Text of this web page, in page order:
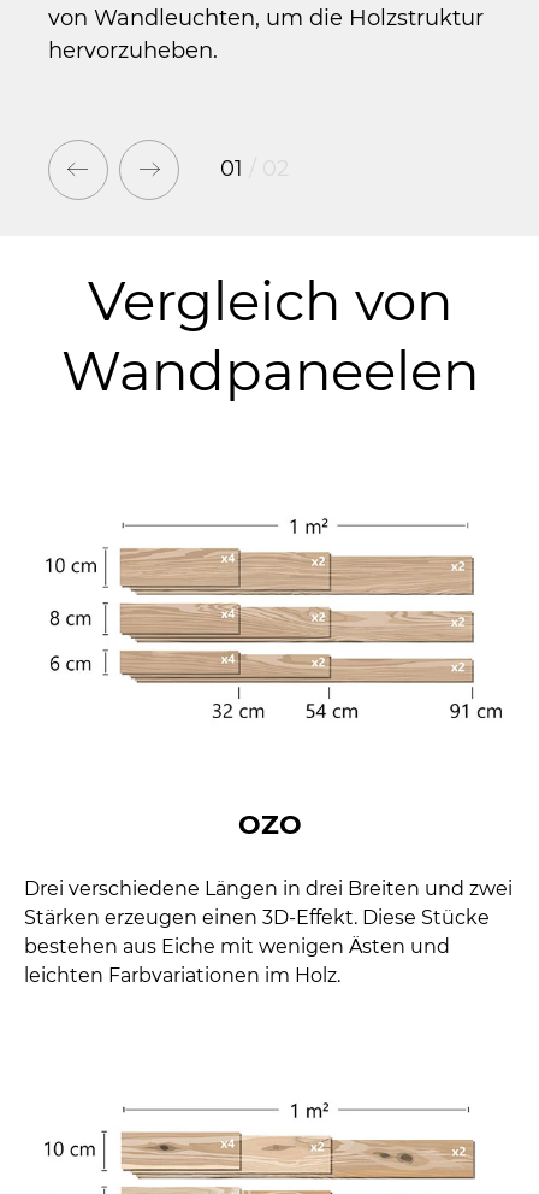
von Wandleuchten, um die Holzstruktur
hervorzuheben.
01
Vergleich von
Wandpaneelen
OZO
Drei verschiedene Längen in drei Breiten und zwei
Stärken erzeugen einen 3D-Effekt. Diese Stücke
bestehen aus Eiche mit wenigen Ästen und
leichten Farbvariationen im Holz.